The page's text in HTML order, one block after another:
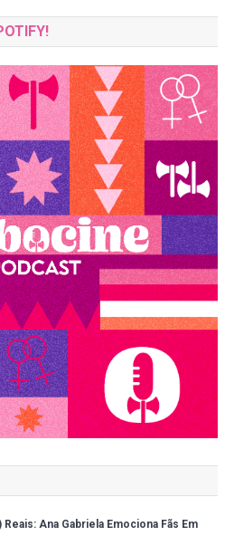
Reais: Ana Gabriela Emociona Fãs Em